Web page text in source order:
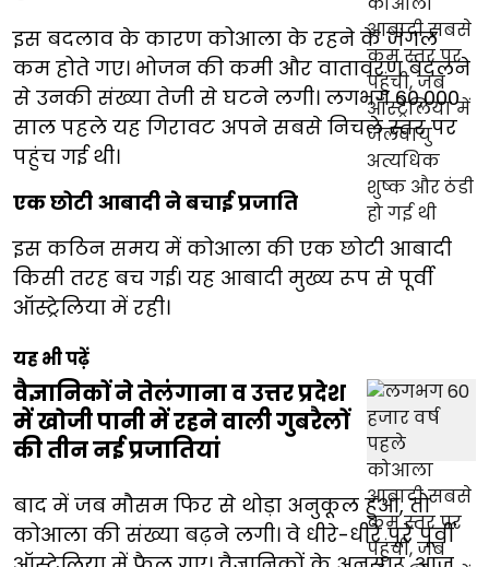
इस बदलाव के कारण कोआला के रहने के जंगल
कम होते गए। भोजन की कमी और वातावरण बदलने
से उनकी संख्या तेजी से घटने लगी। लगभग 60,000
साल पहले यह गिरावट अपने सबसे निचले स्तर पर
पहुंच गई थी।
एक छोटी आबादी ने बचाई प्रजाति
इस कठिन समय में कोआला की एक छोटी आबादी
किसी तरह बच गई। यह आबादी मुख्य रूप से पूर्वी
ऑस्ट्रेलिया में रही।
यह भी पढ़ें
वैज्ञानिकों ने तेलंगाना व उत्तर प्रदेश
में खोजी पानी में रहने वाली गुबरैलों
की तीन नई प्रजातियां
बाद में जब मौसम फिर से थोड़ा अनुकूल हुआ, तो
कोआला की संख्या बढ़ने लगी। वे धीरे-धीरे पूरे पूर्वी